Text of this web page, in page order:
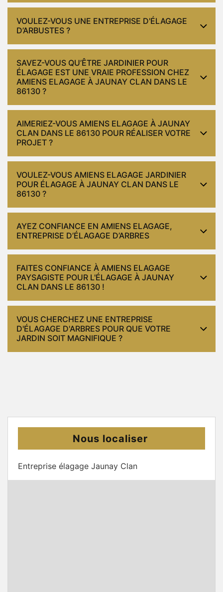
VOULEZ-VOUS UNE ENTREPRISE D'ÉLAGAGE
D’ARBUSTES ?
SAVEZ-VOUS QU’ÊTRE JARDINIER POUR
ÉLAGAGE EST UNE VRAIE PROFESSION CHEZ
AMIENS ELAGAGE À JAUNAY CLAN DANS LE
86130 ?
AIMERIEZ-VOUS AMIENS ELAGAGE À JAUNAY
CLAN DANS LE 86130 POUR RÉALISER VOTRE
PROJET ?
VOULEZ-VOUS AMIENS ELAGAGE JARDINIER
POUR ÉLAGAGE À JAUNAY CLAN DANS LE
86130 ?
AYEZ CONFIANCE EN AMIENS ELAGAGE,
ENTREPRISE D’ÉLAGAGE D’ARBRES
FAITES CONFIANCE À AMIENS ELAGAGE
PAYSAGISTE POUR L'ÉLAGAGE À JAUNAY
CLAN DANS LE 86130 !
VOUS CHERCHEZ UNE ENTREPRISE
D'ÉLAGAGE D'ARBRES POUR QUE VOTRE
JARDIN SOIT MAGNIFIQUE ?
Nous localiser
Entreprise élagage Jaunay Clan